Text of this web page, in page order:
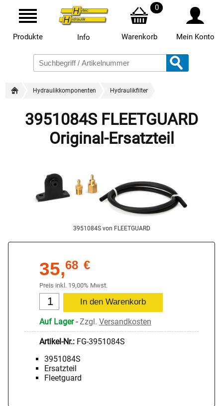
Produkte Info
0
Warenkorb Mein Konto
Hydraulikkomponenten Hydraulikfilter
3951084S FLEETGUARD
Original-Ersatzteil
3951084S von FLEETGUARD
35,68 €
Preis inkl. 19,00% Mwst.
Auf Lager-Zzgl. Versandkosten
Artikel-Nr.: FG-3951084S
3951084S
Ersatzteil
Fleetguard